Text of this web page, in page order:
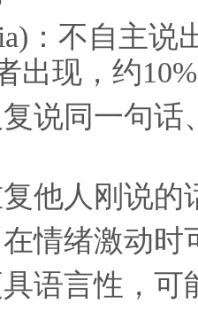
：不自主
出现，约
说同一句话
他人刚说的
情绪激动
语言性，可